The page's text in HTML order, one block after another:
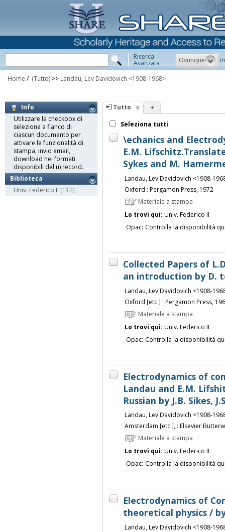
Ricerca
Avanzata Ovunque
Home / (Tutto) >> Landau, Lev Davidovich <1908-1968>
Info
Utilizzare la checkbox di
selezione a fianco di
ciascun documento per
attivare le funzionalità di
stampa, invio email,
download nei formati
disponibili del (i) record.
Biblioteca
Univ. Federico II (112)
Tutto +
Seleziona tutti
\echanics and
E.M.
Sykes and M.
Landau, Lev Davidovich <1908-
Oxford : Pergamon Press, 1972
Materiale a stampa
Lo trovi qui: Univ. Federico II
Opac: Controlla la disponibilità
Collected Papers of
an introduction by D.
Landau, Lev Davidovich <1908-
Oxford [etc.] : Pergamon Press,
Materiale a stampa
Lo trovi qui: Univ. Federico II
Opac: Controlla la disponibilità
Electrodynamics of
Landau and E.M.
Russian by J.B. Sikes,
Landau, Lev Davidovich <1908-
Amsterdam [etc.], : Elsevier
Materiale a stampa
Lo trovi qui: Univ. Federico II
Opac: Controlla la disponibilità
Electrodynamics of
theoretical physics /
Landau, Lev Davidovich <1908-